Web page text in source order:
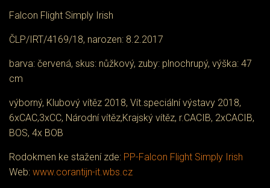
Falcon Flight Simply Irish
ČLP/IRT/4169/18, narozen: 8.2.2017
barva: červená, skus: nůžkový, zuby: plnochrupý, výška: 47
cm
výborný, Klubový vítěz 2018, Vít.speciální výstavy 2018,
6xCAC,3xCC, Národní vítěz,Krajský vítěz, r.CACIB, 2xCACIB,
BOS, 4x BOB
Rodokmen ke stažení zde: PP-Falcon Flight Simply Irish
Web: www.corantijn-it.wbs.cz